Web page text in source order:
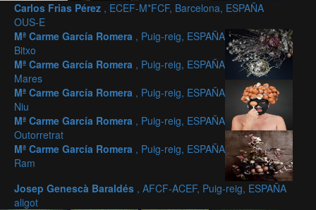
Carlos Frias Pérez , ECEF-M*FCF, Barcelona, ESPAÑA
OUS-E
Mª Carme García Romera , Puig-reig, ESPAÑA
Bitxo
Mª Carme García Romera , Puig-reig, ESPAÑA
Mares
Mª Carme García Romera , Puig-reig, ESPAÑA
Niu
Mª Carme García Romera , Puig-reig, ESPAÑA
Outorretrat
Mª Carme García Romera , Puig-reig, ESPAÑA
Ram
Josep Genescà Baraldés , AFCF-ACEF, Puig-reig, ESPAÑA
aligot